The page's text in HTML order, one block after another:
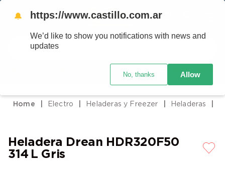
Buscar
Crédito Castillo
Electro Heladeras y Freezer Heladeras
Heladera Drean HDR320F50
314 L Gris
2.
celulares
4.
lavarropas
.
cocina
🔔 https://www.castillo.com.ar
We’d like to show you notifications with news and
updates
No, thanks Allow